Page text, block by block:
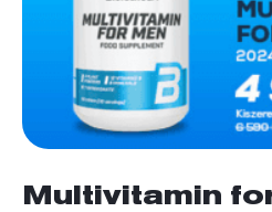
Multivitamin